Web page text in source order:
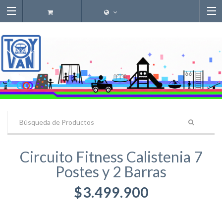
Circuito Fitness Calistenia 7
Postes y 2 Barras
$3.499.900